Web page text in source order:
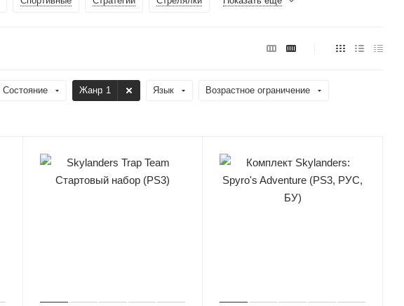
Состояние Жанр: 1 Язык Возрастное ограничение